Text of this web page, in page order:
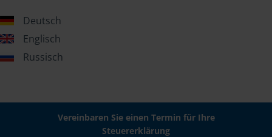
Deutsch
Englisch
Russisch
Vereinbaren Sie einen Termin für Ihre
Steuererklärung